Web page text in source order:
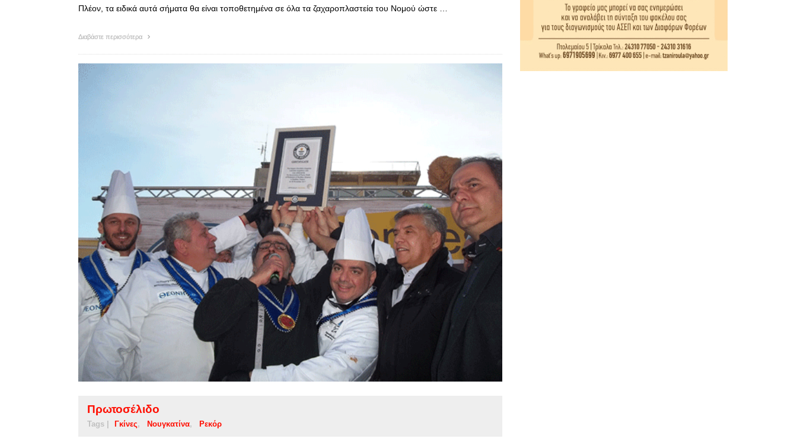
Πλέον, τα ειδικά αυτά σήματα θα είναι τοποθετημένα σε όλα τα ζαχαροπλαστεία του Νομού ώστε …
Διαβάστε περισσότερα
Πρωτοσέλιδο
Tags | Γκίνες Νουγκατίνα Ρεκόρ